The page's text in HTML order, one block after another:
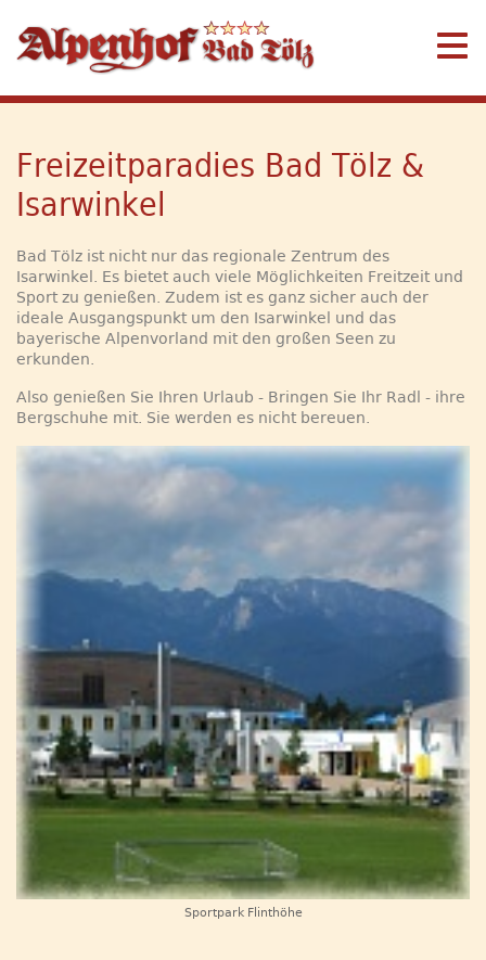
Freizeitparadies Bad Tölz &
Isarwinkel
Bad Tölz ist nicht nur das regionale Zentrum des
Isarwinkel. Es bietet auch viele Möglichkeiten Freitzeit und
Sport zu genießen. Zudem ist es ganz sicher auch der
ideale Ausgangspunkt um den Isarwinkel und das
bayerische Alpenvorland mit den großen Seen zu
erkunden.
Also genießen Sie Ihren Urlaub - Bringen Sie Ihr Radl - ihre
Bergschuhe mit. Sie werden es nicht bereuen.
Sportpark Flinthöhe